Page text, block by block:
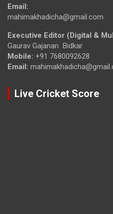
Email:
mahimakhadicha@gmail.com
Executive Editor (Digital &
Gaurav Gajanan Bidkar
Mobile: +91 7680092628
Email:
Live Cricket Score